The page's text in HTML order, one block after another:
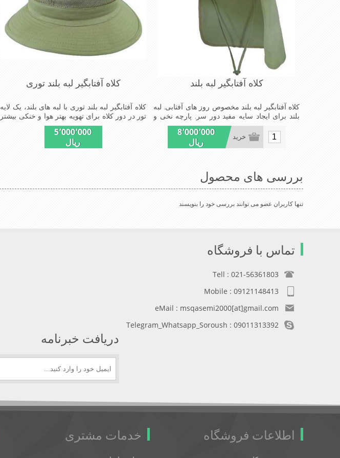
کلاه آفتابگیر لبه بلند
کلاه آفتابگیر لبه بلند مخصوص روز های آفتابی. لبه
بلند برای ایجاد سایه مفید دور سر. پارچه نخی و
عرق گیر. خنک کننده سر. کاملا سبک و راحت
8٬000٬000
ریال
خرید
کلاه آفتابگیر لبه بلند توری
کلاه آفتابگیر لبه بلند توری با لبه های بلند، یک لایه
تور در دور کلاه برای تهویه بهتر هوا و خنکی بیشتر
سر در استفاده های طولانی از این کلاه مفید می
5٬000٬000
ریال
بررسی های محصول
تنها کاربران عضو می توانند بررسی خود را بنویسند
تماس با فروشگاه
Tell : 021-56361803
Mobile : 09121148413
eMail : msqasemi2000[at]gmail.com
Telegram_Whatsapp_Soroush : 09011313392
دریافت خبرنامه
اطلاعات فروشگاه خدمات مشتری